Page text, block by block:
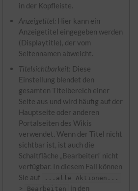
in der Kopfleiste.
Anzeigetitel: Hier kann ein
Anzeigetitel eingegeben werden
(Displaytitle), der vom
Seitennamen abweicht.
Titelsichtbarkeit: Diese
Einstellung blendet den
gesamten Titelbereich einer
Seite aus und wird häufig auf der
Hauptseite oder anderen
Portalseiten des Wikis
verwendet. Wenn der Titel nicht
sichtbar ist, ist auch die
Schaltfläche „Bearbeiten“ nicht
verfügbar. In diesem Fall können
Sie auf
...alle Aktionen...
> Bearbeiten in den